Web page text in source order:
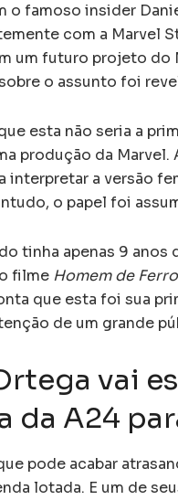
o famoso insider
com a Marvel
um futuro projeto do
o assunto foi
esta não seria a
produção da
interpretar a versão
o papel foi
tinha apenas 9
filme Homem de
que esta foi sua
de um grande
vai
da A24
pode acabar
lotada. E um de